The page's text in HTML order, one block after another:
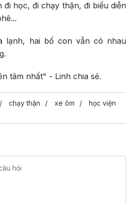
đi học, đi chạy thận, đi biểu diễn
lạnh, hai bố con vẫn có nhau
tâm nhất" - Linh chia sẻ.
chạy thận xe ôm
học viện